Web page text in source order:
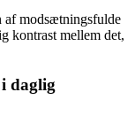
af modsætningsfulde
kontrast mellem det,
daglig